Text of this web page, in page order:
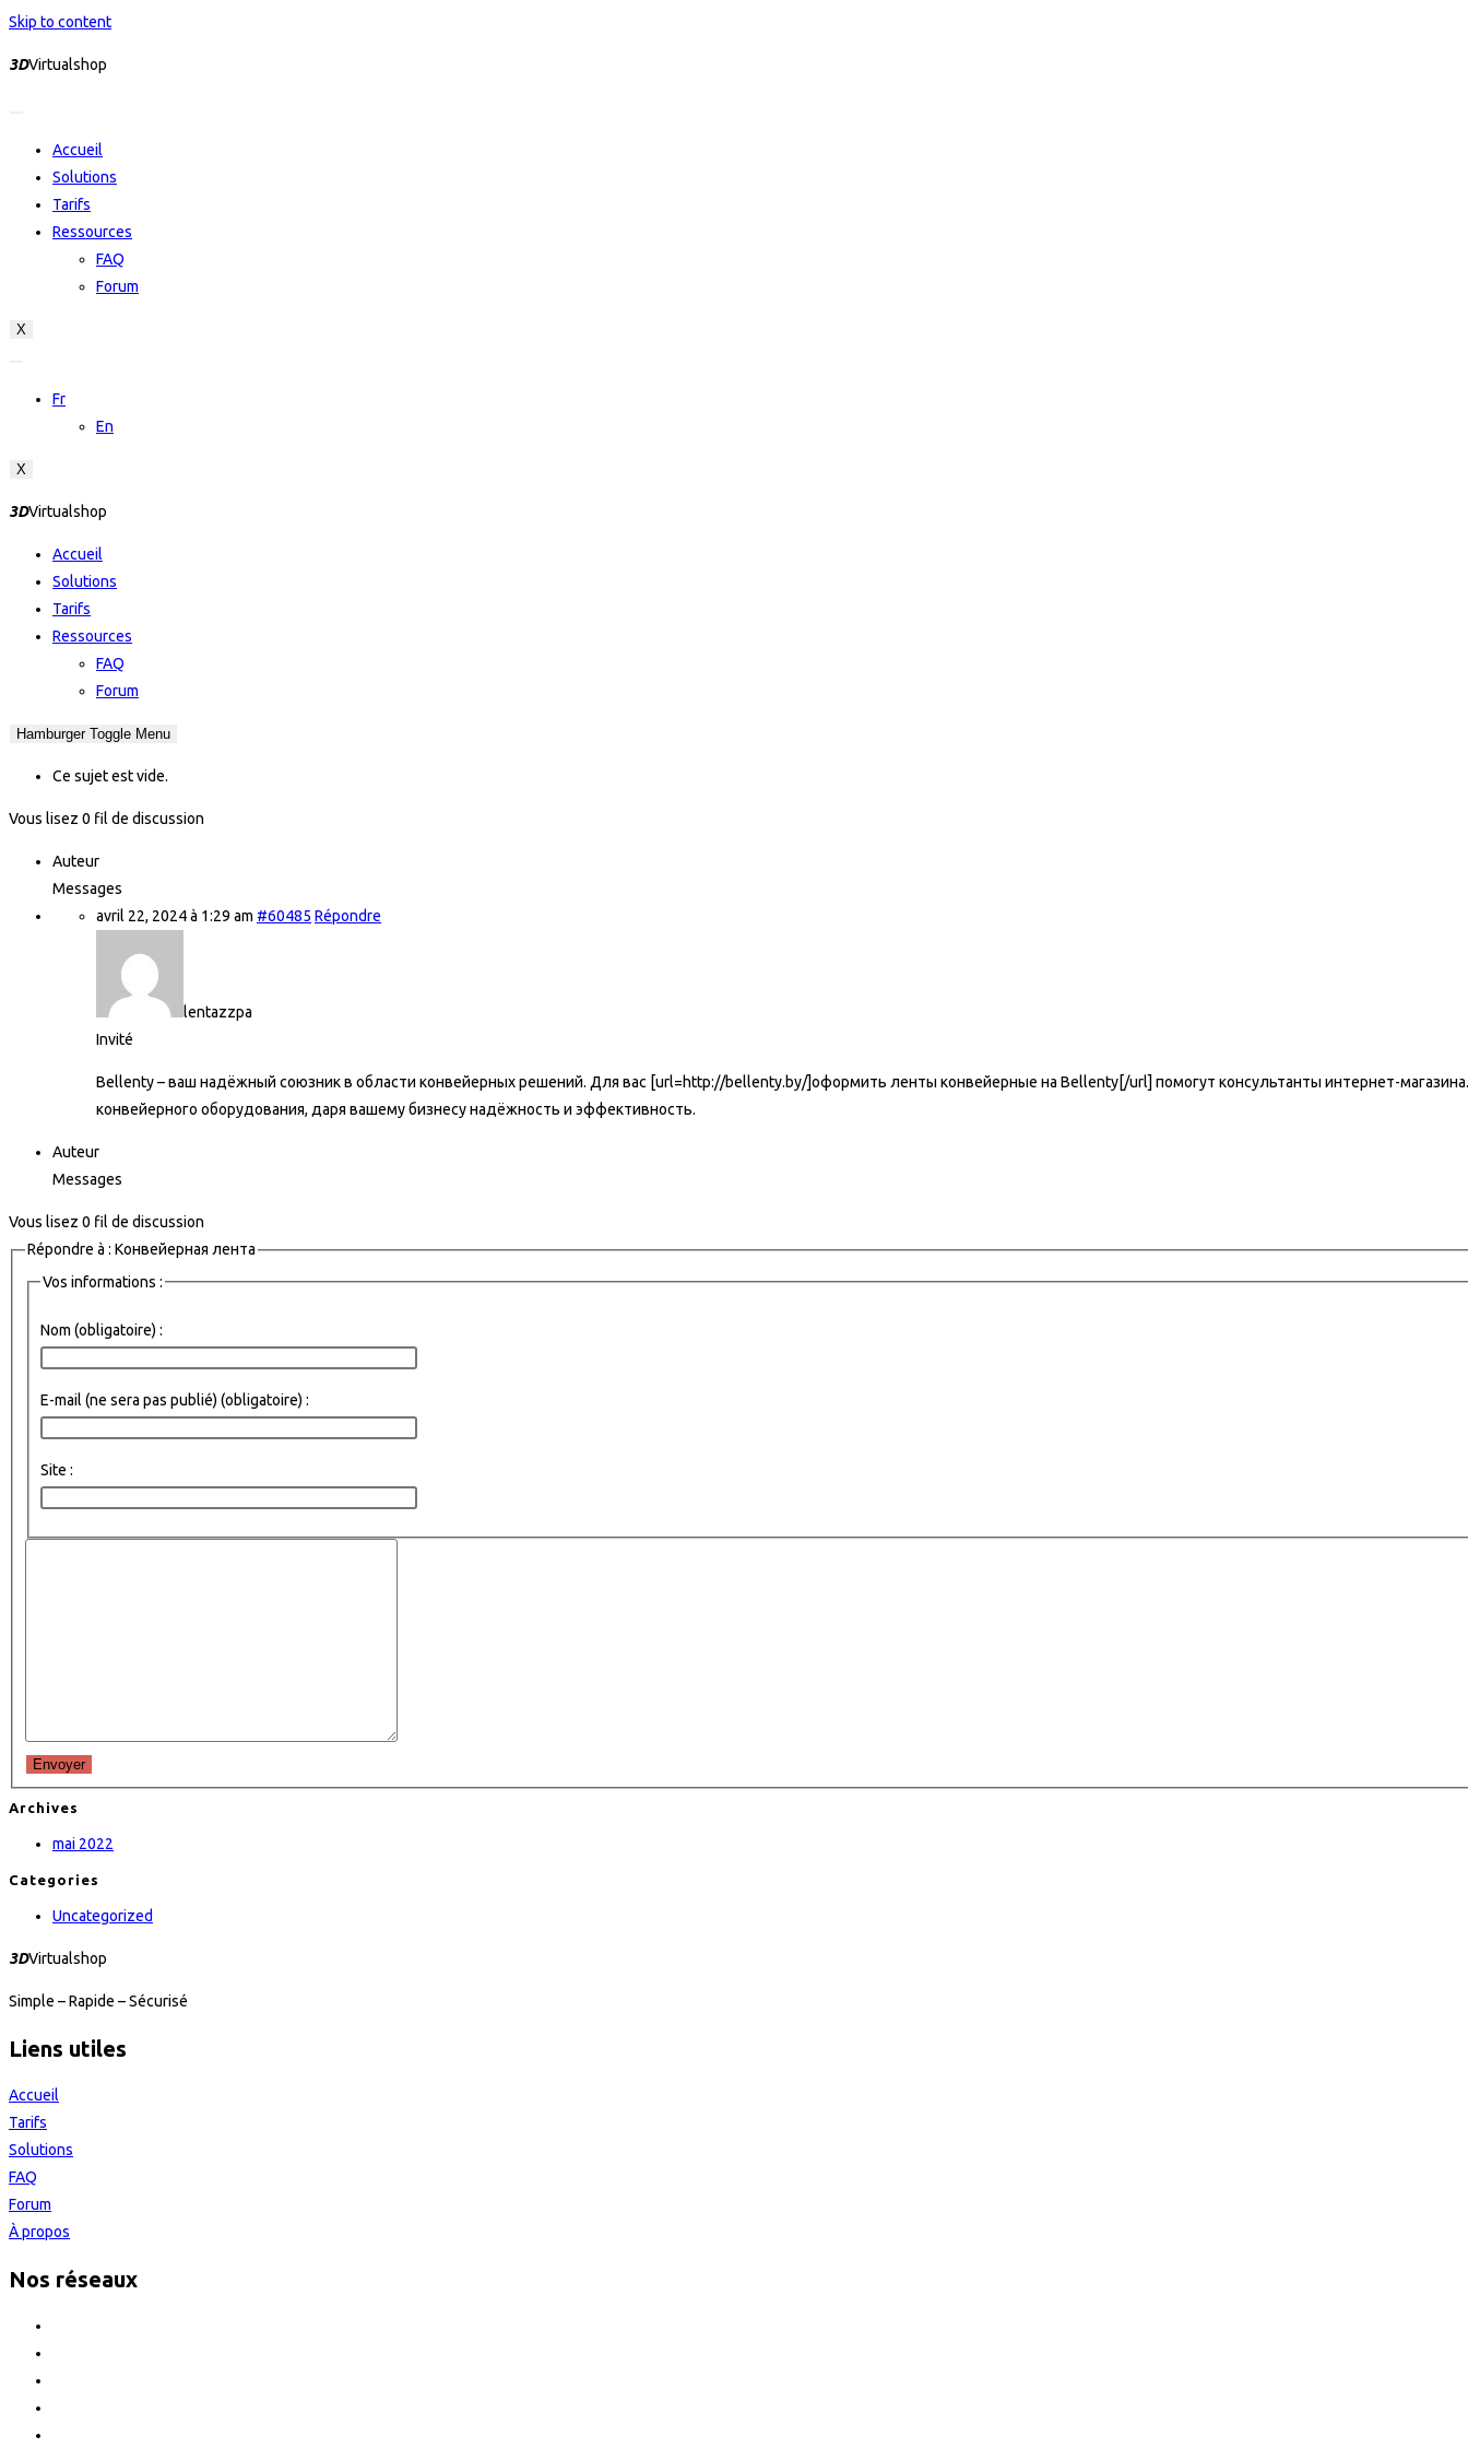
Skip to content
3DVirtualshop
Accueil
Solutions
Tarifs
Ressources
FAQ
Forum
X
Fr
En
X
3DVirtualshop
Accueil
Solutions
Tarifs
Ressources
FAQ
Forum
Hamburger Toggle Menu
Ce sujet est vide.
Vous lisez 0 fil de discussion
Auteur
Messages
avril 22, 2024 à 1:29 am #60485 Répondre
lentazzpa
Invité
Bellenty – ваш надёжный союзник в области конвейерных решений. Для вас [url=http://bellenty.by/]оформить ленты конвейерные на Bellenty[/url] помогут консультанты интернет-
конвейерного оборудования, даря вашему бизнесу надёжность и эффективность.
Auteur
Messages
Vous lisez 0 fil de discussion
Répondre à : Конвейерная лента
Vos informations :
Nom (obligatoire) :
E-mail (ne sera pas publié) (obligatoire) :
Site :
Envoyer
Archives
mai 2022
Categories
Uncategorized
3DVirtualshop
Simple – Rapide – Sécurisé
Liens utiles
Accueil
Tarifs
Solutions
FAQ
Forum
À propos
Nos réseaux